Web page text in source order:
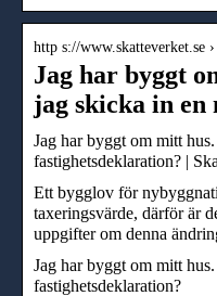
http s://www.skatteverket.se
Jag har byggt
jag skicka in
Jag har byggt om mitt
fastighetsdeklaration? |
Ett bygglov för
taxeringsvärde, därför är
uppgifter om denna
Jag har byggt om mitt
fastighetsdeklaration?